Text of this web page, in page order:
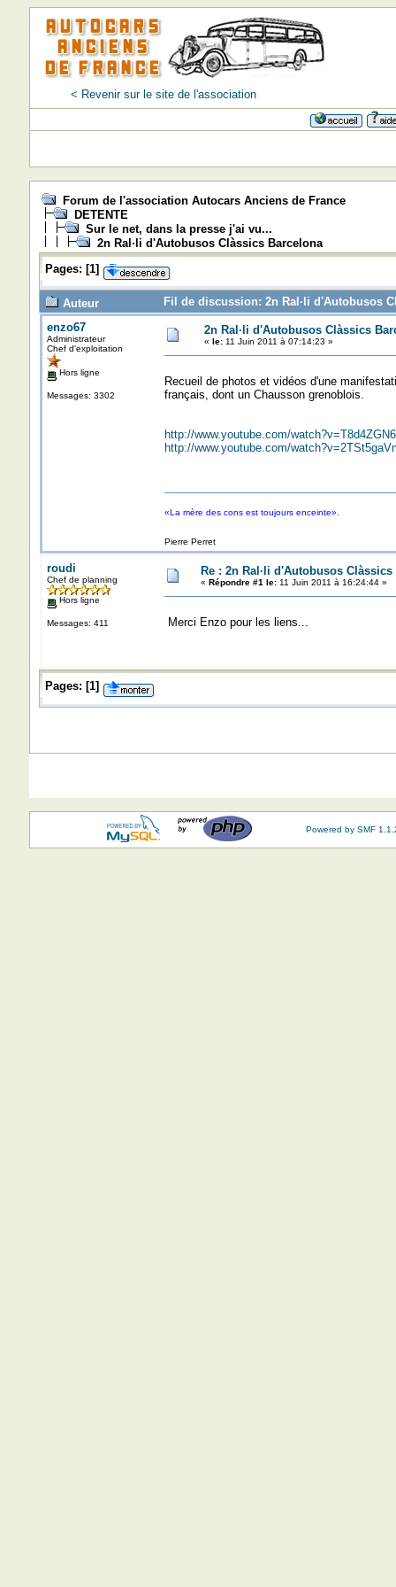
< Revenir sur le site de l'association
Forum de l'association Autocars Anciens de France
DETENTE
Sur le net, dans la presse j'ai vu...
2n Ral·li d'Autobusos Clàssics Barcelona
Pages: [1]
Auteur
Fil de discussion: 2n Ral·li d'Autobusos
enzo67
Administrateur
Chef d'exploitation
Hors ligne
Messages: 3302
2n Ral·li d'Autobusos Clàssics
« le:11 Juin 2011 à 07:14:23 »
Recueil de photos et vidéos d'une
français, dont un Chausson grenoblois.
http://www.youtube.com/
http://www.youtube.com/
«La mère des cons est toujours enceinte».
Pierre Perret
roudi
Chef de planning
Hors ligne
Messages: 411
Re : 2n Ral·li d'Autobusos Clàssics
« Répondre #1 le:11 Juin 2011 à 16:24:44 »
Merci Enzo pour les liens...
Pages: [1]
Powered by SMF